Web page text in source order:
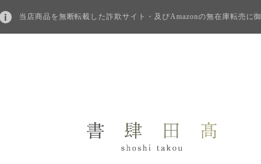
当店商品を無断転載した詐欺サイト・及びAmazonの無在庫転売に